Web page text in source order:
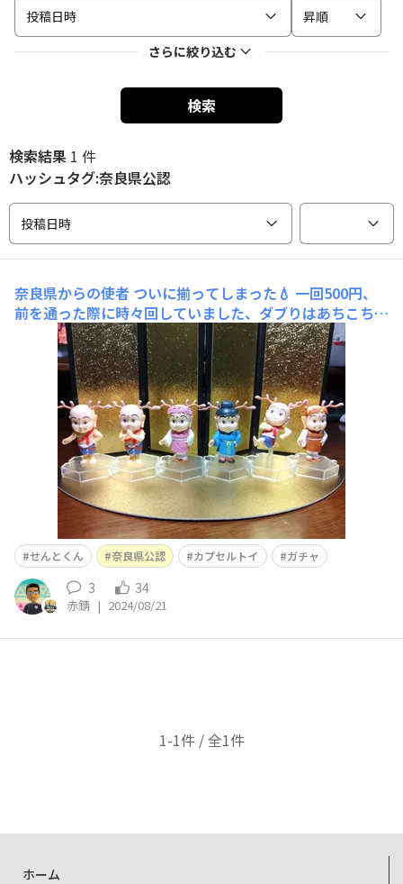
投稿日時
昇順
さらに絞り込む
検索
検索結果 1 件
ハッシュタグ:奈良県公認
投稿日時
奈良県からの使者 ついに揃ってしまった💧 一回500円、
前を通った際に時々回していました、ダブりはあちこちに
配布していましたので、奈良の回し者扱いを受けていま
す。 左から、・せんとくん・感謝するせんとくん・桜せ
んとくん・官服せんとくん・走るせんとくん・紅葉せんと
くんとなっております。
せんとくん 奈良県公認 カプセルトイ ガチャ
3 34
赤錆 | 2024/08/21
1-1件 / 全1件
ホーム